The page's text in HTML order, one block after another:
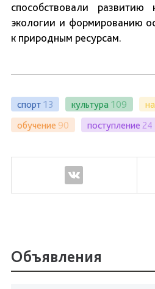
способствовали развитию
экологии и формированию
к природным ресурсам.
спорт 13 культура 109
обучение 90 поступление 24
Объявления